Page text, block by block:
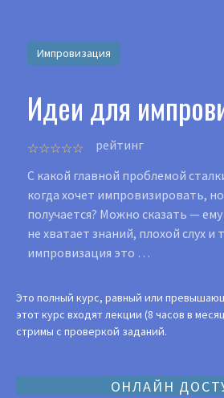
Импровизация
Идеи для
рейтинг
С какой главной проблемой
когда хочет импровизировать,
получается? Можно сказать —
не хватает знаний, плохой слух и
импровизация это …
Это полный курс, равный или
этот курс входят лекции (8 часов в
стримы с проверкой заданий.
ОНЛАЙН